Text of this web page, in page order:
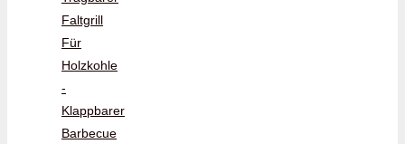
Faltgrill
Für
Holzkohle
-
Klappbarer
Barbecue